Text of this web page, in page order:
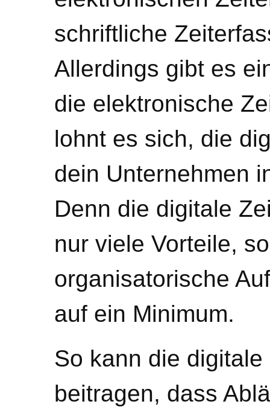
schriftliche
Allerdings gibt es
die elektronische
lohnt es sich, die
dein Unternehmen
Denn die digitale
nur viele Vorteile,
organisatorische
auf ein Minimum.
So kann die
beitragen, dass